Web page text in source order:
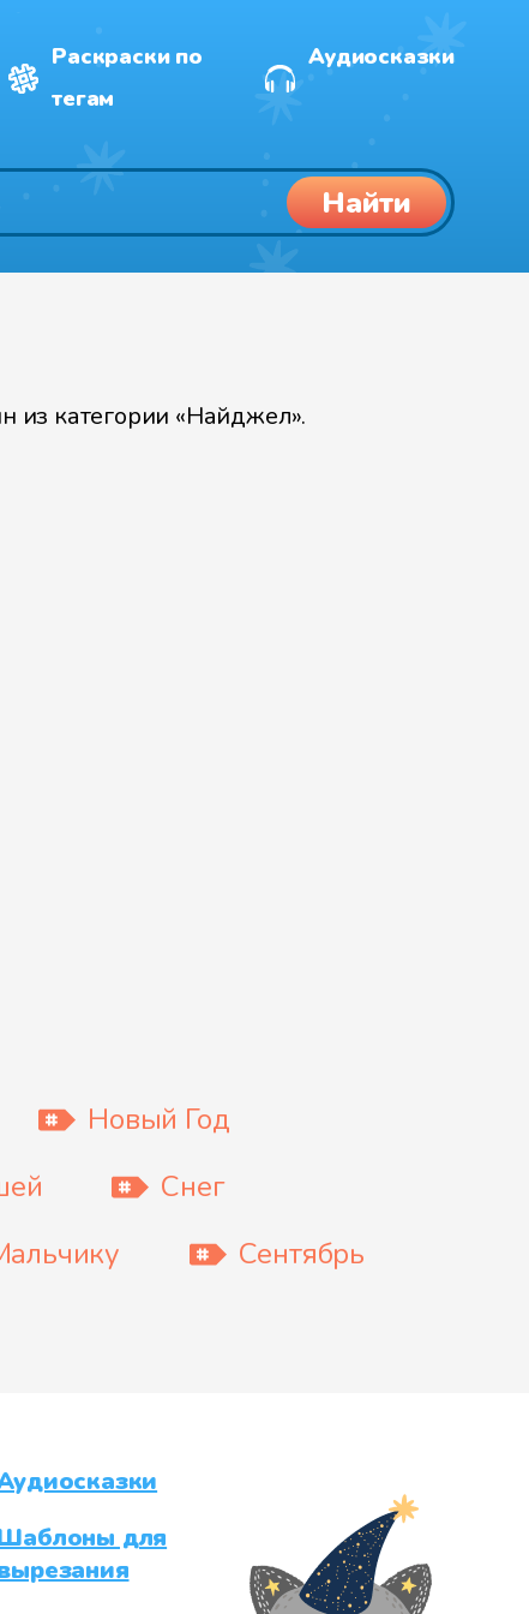
Раскраски по
тегам
Аудиосказки
Найти
из категории «Найджел».
Новый Год
Снег
Сентябрь
для